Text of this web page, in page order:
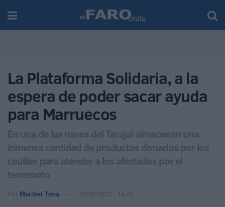
La Plataforma Solidaria, a la
espera de poder sacar ayuda
para Marruecos
En una de las naves del Tarajal almacenan una
inmensa cantidad de productos donados por los
ceutíes para atender a los afectados por el
terremoto
Por Maribel Tena 29/09/2023 - 14:45